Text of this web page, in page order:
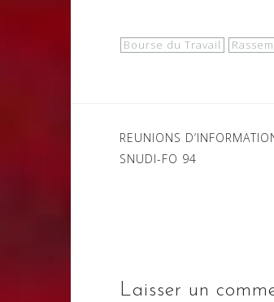
Bourse du Travail
Navigation
de
REUNIONS
SNUDI-FO 94
Laisser un